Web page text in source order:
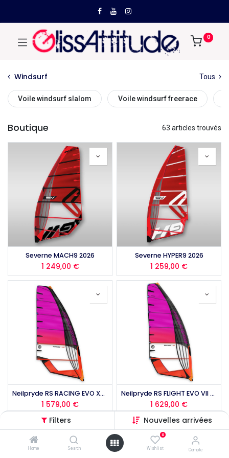
Filters Nouvelles arrivées
Home Search
0
Wishlist Compte
0
Windsurf Tous
Voile windsurf slalom Voile windsurf freerace
Boutique 63 articles trouvés
Severne MACH9 2026
1 249,00 €
Severne HYPER9 2026
1 259,00 €
Neilpryde RS RACING EVO XVII 2026
1 579,00 €
Neilpryde RS FLIGHT EVO VII 2026
1 629,00 €